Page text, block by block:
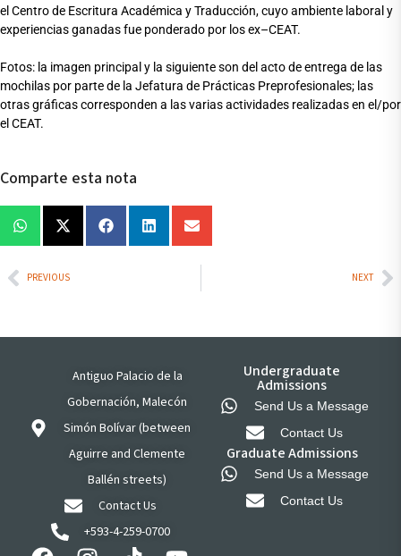
el Centro de Escritura Académica y Traducción, cuyo ambiente laboral y
experiencias ganadas fue ponderado por los ex–CEAT.
Fotos: la imagen principal y la siguiente son del acto de entrega de las
mochilas por parte de la Jefatura de Prácticas Preprofesionales; las
otras gráficas corresponden a las varias actividades realizadas en el/por
el CEAT.
Comparte esta nota
PREVIOUS NEXT
Antiguo Palacio de la
Gobernación, Malecón
Simón Bolívar (between
Aguirre and Clemente
Ballén streets)
Contact Us
+593-4-259-0700
Undergraduate
Admissions
Send Us a Message
Contact Us
Graduate Admissions
Send Us a Message
Contact Us